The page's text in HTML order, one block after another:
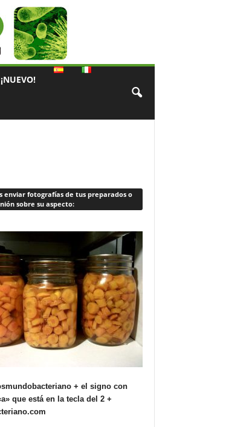
enviar fotografías de tus preparados o
sobre su aspecto:
+ el signo con
que está en la tecla del 2 +